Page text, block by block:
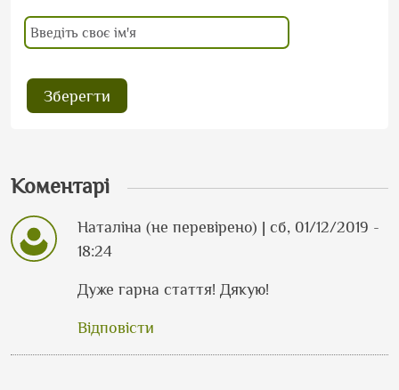
Коментарі
Наталіна (не перевірено) | сб, 01/12/2019 -
18:24
Дуже гарна стаття! Дякую!
Відповісти